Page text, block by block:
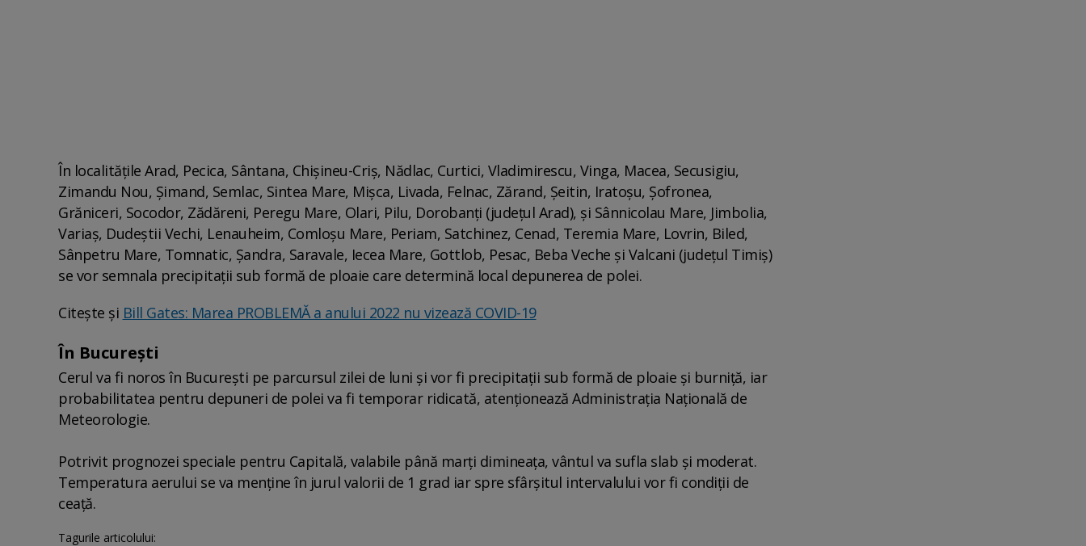
În localităţile Arad, Pecica, Sântana, Chişineu-Criş, Nădlac, Curtici, Vladimirescu, Vinga, Macea, Secusigiu,
Zimandu Nou, Şimand, Semlac, Sintea Mare, Mişca, Livada, Felnac, Zărand, Şeitin, Iratoşu, Şofronea,
Grăniceri, Socodor, Zădăreni, Peregu Mare, Olari, Pilu, Dorobanţi (judeţul Arad), şi Sânnicolau Mare, Jimbolia,
Variaş, Dudeştii Vechi, Lenauheim, Comloşu Mare, Periam, Satchinez, Cenad, Teremia Mare, Lovrin, Biled,
Sânpetru Mare, Tomnatic, Şandra, Saravale, Iecea Mare, Gottlob, Pesac, Beba Veche şi Valcani (judeţul Timiş)
se vor semnala precipitaţii sub formă de ploaie care determină local depunerea de polei.
Citește și Bill Gates: Marea PROBLEMĂ a anului 2022 nu vizează COVID-19
În București
Cerul va fi noros în Bucureşti pe parcursul zilei de luni şi vor fi precipitaţii sub formă de ploaie şi burniţă, iar
probabilitatea pentru depuneri de polei va fi temporar ridicată, atenţionează Administraţia Naţională de
Meteorologie.
Potrivit prognozei speciale pentru Capitală, valabile până marţi dimineaţa, vântul va sufla slab şi moderat.
Temperatura aerului se va menţine în jurul valorii de 1 grad iar spre sfârşitul intervalului vor fi condiţii de
ceaţă.
Tagurile articolului: